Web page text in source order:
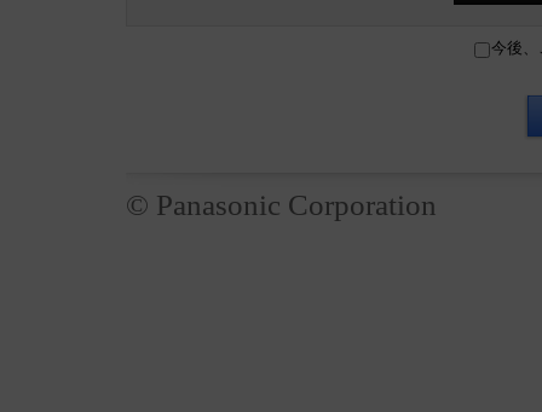
今後、
© Panasonic Corporation